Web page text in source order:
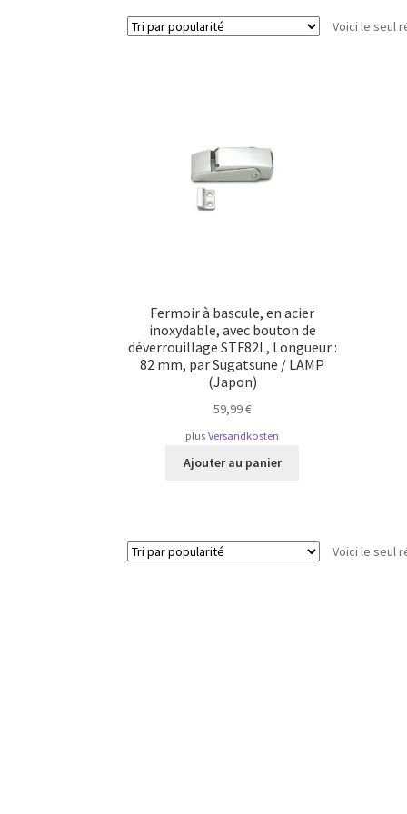
Voici le seul
Fermoir à bascule, en acier
inoxydable, avec bouton de
déverrouillage STF82L, Longueur :
82 mm, par Sugatsune / LAMP
(Japon)
59,99€
plusVersandkosten
Ajouter au panier
Voici le seul